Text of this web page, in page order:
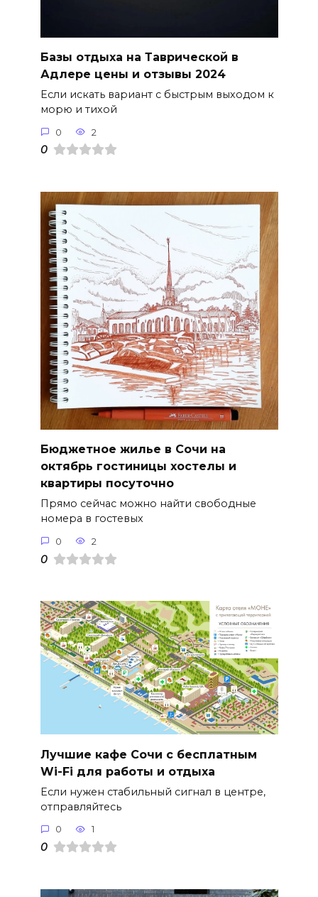
Базы отдыха на Таврической в
Адлере цены и отзывы 2024
Если искать вариант с быстрым выходом к
морю и тихой
0 2
0
Бюджетное жилье в Сочи на
октябрь гостиницы хостелы и
квартиры посуточно
Прямо сейчас можно найти свободные
номера в гостевых
0 2
0
Лучшие кафе Сочи с бесплатным
Wi-Fi для работы и отдыха
Если нужен стабильный сигнал в центре,
отправляйтесь
0 1
0